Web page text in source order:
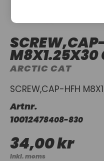
M8X1.25X30
ARCTIC CAT
SCREW,CAP-HFH
Artnr.
10012478408-830
34,00 kr
Inkl. moms